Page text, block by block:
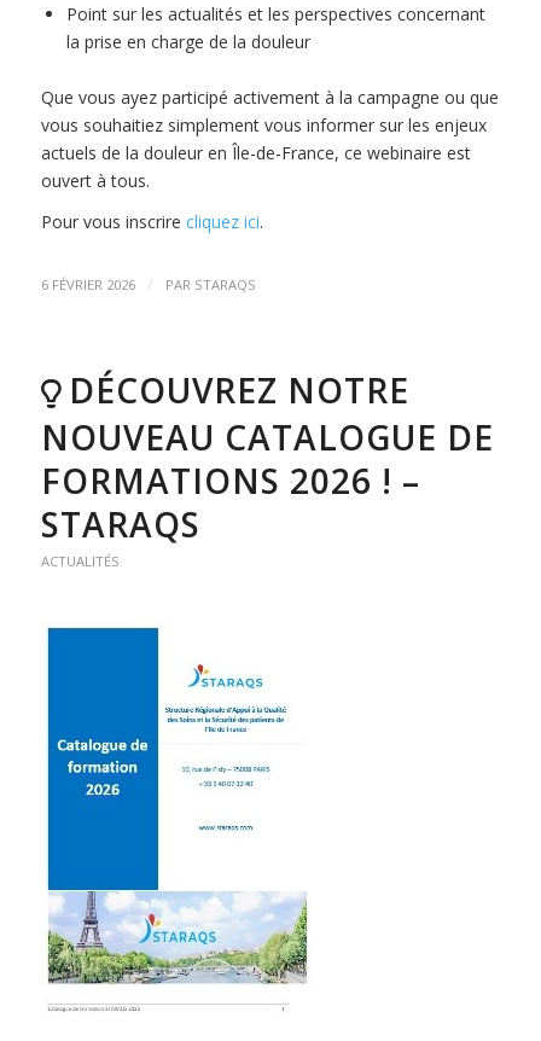
Point sur les actualités et les perspectives concernant
la prise en charge de la douleur
Que vous ayez participé activement à la campagne ou que
vous souhaitiez simplement vous informer sur les enjeux
actuels de la douleur en Île-de-France, ce webinaire est
ouvert à tous.
Pour vous inscrire cliquez ici.
6 FÉVRIER 2026 / PAR STARAQS
DÉCOUVREZ NOTRE
NOUVEAU CATALOGUE DE
FORMATIONS 2026 ! –
STARAQS
ACTUALITÉS